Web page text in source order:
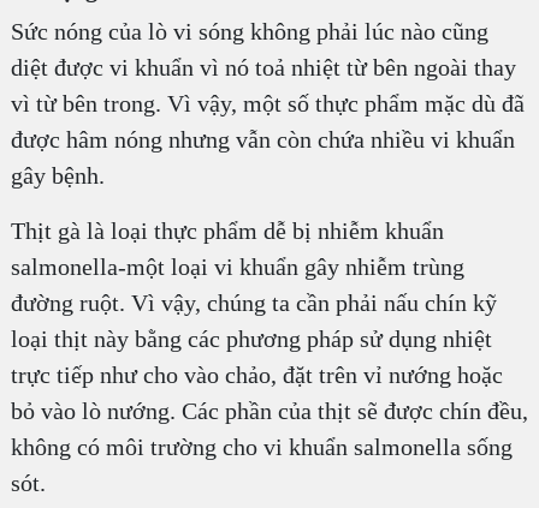
Sức nóng của lò vi sóng không phải lúc nào cũng
diệt được vi khuẩn vì nó toả nhiệt từ bên ngoài thay
vì từ bên trong. Vì vậy, một số thực phẩm mặc dù đã
được hâm nóng nhưng vẫn còn chứa nhiều vi khuẩn
gây bệnh.
Thịt gà là loại thực phẩm dễ bị nhiễm khuẩn
salmonella-một loại vi khuẩn gây nhiễm trùng
đường ruột. Vì vậy, chúng ta cần phải nấu chín kỹ
loại thịt này bằng các phương pháp sử dụng nhiệt
trực tiếp như cho vào chảo, đặt trên vỉ nướng hoặc
bỏ vào lò nướng. Các phần của thịt sẽ được chín đều,
không có môi trường cho vi khuẩn salmonella sống
sót.